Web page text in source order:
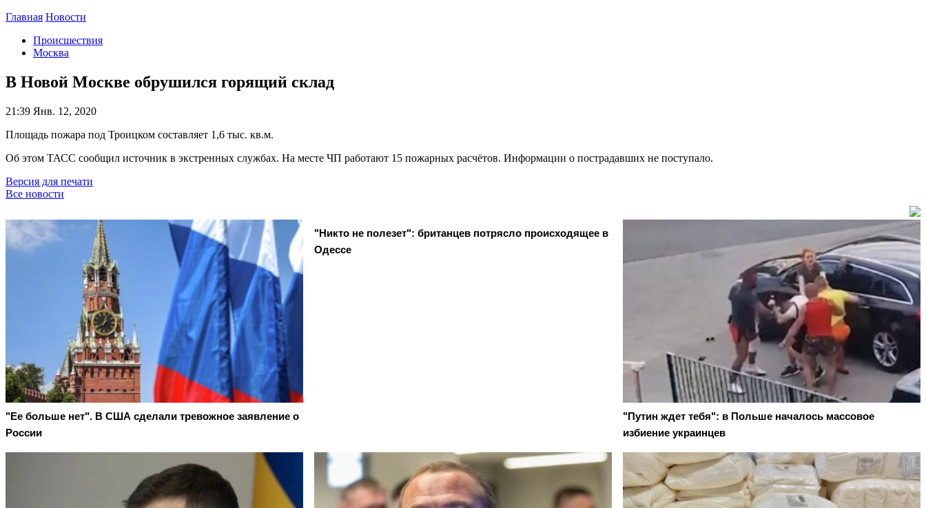
Главная Новости
Происшествия
Москва
В Новой Москве обрушился горящий склад
21:39 Янв. 12, 2020
Площадь пожара под Троицком составляет 1,6 тыс. кв.м.
Об этом ТАСС сообщил источник в экстренных службах. На месте ЧП работают 15 пожарных расчётов. Информации о пострадавших не поступало.
Версия для печати
Все новости
"Ее больше нет". В США сделали тревожное заявление о
России
"Никто не полезет": британцев потрясло происходящее в
Одессе
"Путин ждет тебя": в Польше началось массовое
избиение украинцев